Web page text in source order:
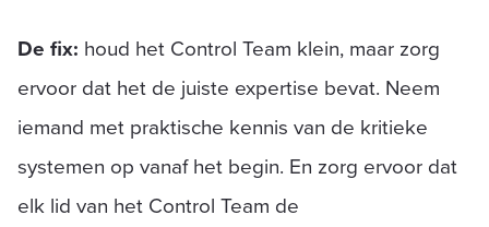
De fix: houd het Control Team klein, maar zorg
ervoor dat het de juiste expertise bevat. Neem
iemand met praktische kennis van de kritieke
systemen op vanaf het begin. En zorg ervoor dat
elk lid van het Control Team de